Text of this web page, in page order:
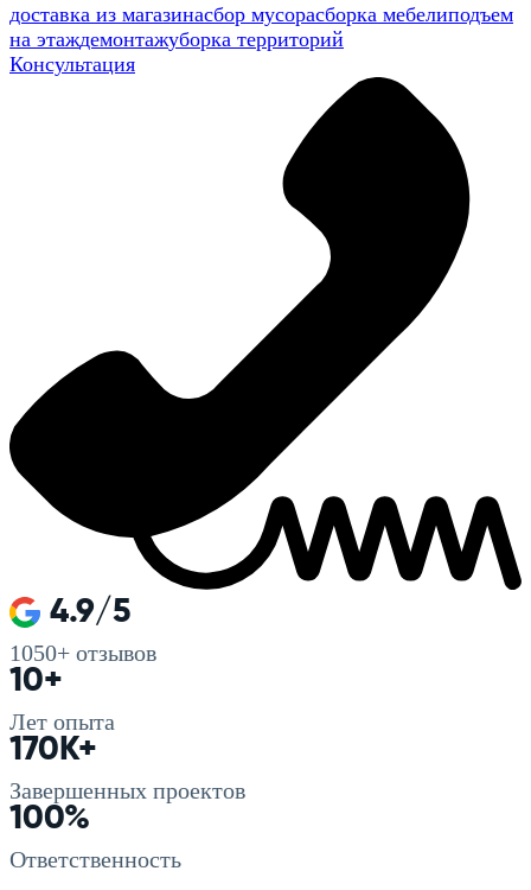
доставка из магазинасбор мусорасборка мебелиподъем
на этаждемонтажуборка территорий
Консультация
4.9/5
1050+ отзывов
10+
Лет опыта
170K+
Завершенных проектов
100%
Ответственность